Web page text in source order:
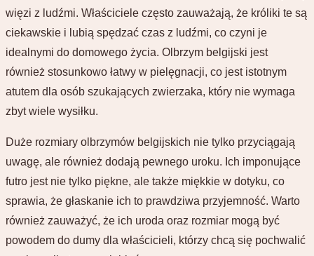
więzi z ludźmi. Właściciele często zauważają, że króliki te są
ciekawskie i lubią spędzać czas z ludźmi, co czyni je
idealnymi do domowego życia. Olbrzym belgijski jest
również stosunkowo łatwy w pielęgnacji, co jest istotnym
atutem dla osób szukających zwierzaka, który nie wymaga
zbyt wiele wysiłku.
Duże rozmiary olbrzymów belgijskich nie tylko przyciągają
uwagę, ale również dodają pewnego uroku. Ich imponujące
futro jest nie tylko piękne, ale także miękkie w dotyku, co
sprawia, że głaskanie ich to prawdziwa przyjemność. Warto
również zauważyć, że ich uroda oraz rozmiar mogą być
powodem do dumy dla właścicieli, którzy chcą się pochwalić